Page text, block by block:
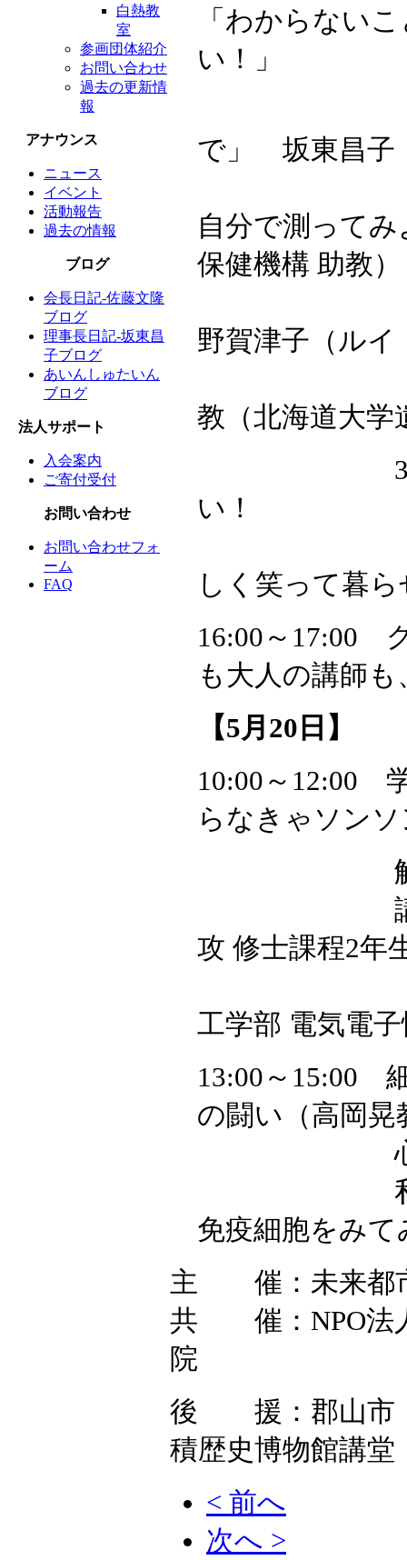
白熱教
室
参画団体紹介
お問い合わせ
過去の更新情
報
アナウンス
ニュース
イベント
活動報告
過去の情報
ブログ
会長日記-佐藤文隆
ブログ
理事長日記-坂東昌
子ブログ
あいんしゅたいん
ブログ
法人サポート
入会案内
ご寄付受付
お問い合わせ
お問い合わせフォ
ーム
FAQ
「わからない
い！」
で」 坂東昌子
自分で測って
保健機構 助教）
野賀津子（ル
教（北海道大学
3人の先
い！
しく笑って暮
16:00～17:00
も大人の講師
【5月20日】
10:00～12:00
らなきゃソン
解説：
講師 大川
攻 修士課程2年
工学部 電気電
13:00～15:00
の闘い（高岡晃
心と免疫
私達の周
免疫細胞をみ
主 催：未来都
共 催：NPO法人
院
後 援：郡山市・
積歴史博物館講堂
< 前へ
次へ >